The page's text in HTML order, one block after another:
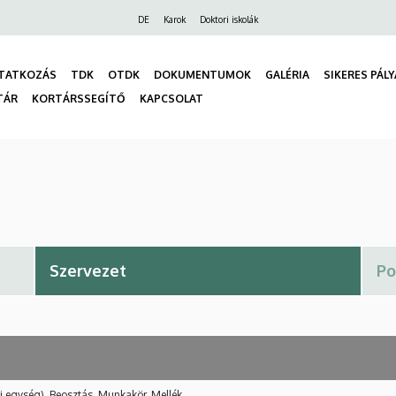
DE Karok Doktori iskolák
TDK OTDK DOKUMENTUMOK GALÉRIA
SIKERES
KORTÁRSSEGÍTŐ KAPCSOLAT